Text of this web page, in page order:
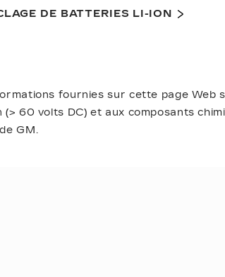
DE BATTERIES LI-ION
fournies sur cette page Web
(> 60 volts DC) et aux composants
GM.